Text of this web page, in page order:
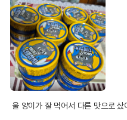
울 양이가 잘 먹어서 다른 맛으로 샀